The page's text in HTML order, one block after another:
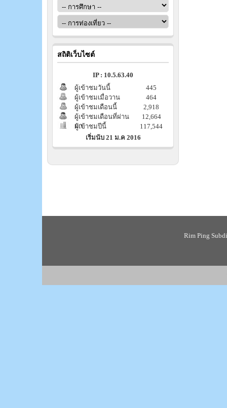
สถิติเว็บไซต์
IP : 10.5.63.40
ผู้เข้าชมวันนี้
445
ผู้เข้าชมเมื่อวาน
464
ผู้เข้าชมเดือนนี้
2,918
ผู้เข้าชมเดือนที่ผ่าน
มา
12,664
ผู้เข้าชมปีนี้
117,544
เริ่มนับ 21 ม.ค 2016
Rim Ping